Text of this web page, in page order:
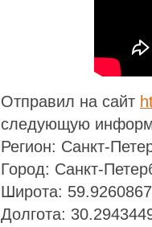
Отправил на сайт
следующую
Регион: Санкт-
Город: Санкт-
Широта:
Долгота: